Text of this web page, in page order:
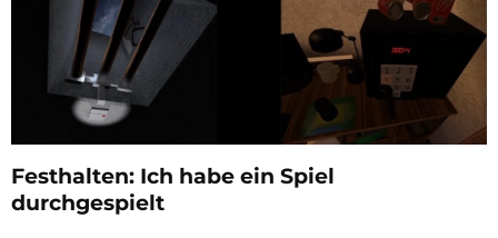
Festhalten: Ich habe ein Spiel
durchgespielt